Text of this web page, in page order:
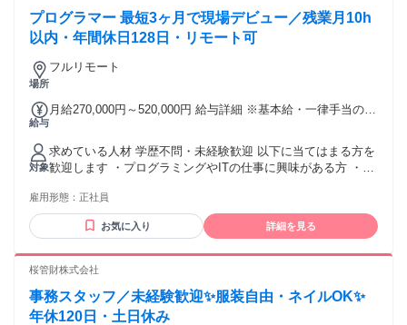
プログラマー 最短3ヶ月で現場デビュー／残業月10h
以内・年間休日128日・リモート可
場所
フルリモート
給与
月給270,000円～520,000円 給与詳細 ※基本給・一律手当の総
手当】 全員に一律で支払われる通勤・皆勤・家族手当金額：
なし 全員に一律で支払われるその他手当金額：あり 1ヶ月あ
たり2万円 入社時の目安：月給27万円（基本給25万円＋住宅
手当2万円） ◎ 固定残業代・みなし残業代は含みません ◎ 試
社初日から） ※経験・スキルにより決定
対象
求めている人材 学歴不問・未経験歓迎 以下に当てはまる方を
歓迎します ・プログラミングやITの仕事に興味がある方 ・わ
を順序立てて考えるのが得意、または好きな方 ・フィードバ
ックを前向きに受け止め、改善できる方 ・プログラマーとし
てキャリアをスタートしてみたい方 ※学歴・専攻・前職は問
雇用形態： 正社員
お気に入り 詳細を見る
桜管財株式会社
事務スタッフ／未経験歓迎✨服装自由・ネイルOK✨
年休120日・土日休み